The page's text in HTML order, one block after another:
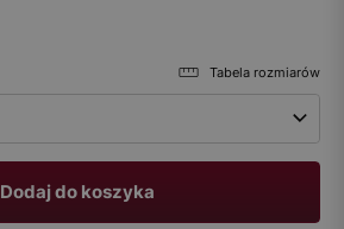
Tabela rozmiarów
Dodaj do koszyka